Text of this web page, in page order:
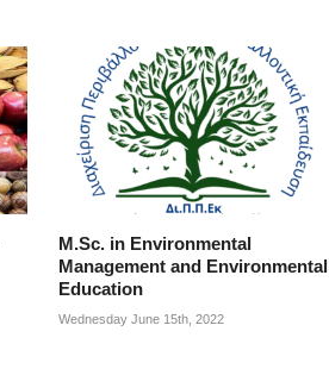
M.Sc. in Environmental
Management and Environmental
Education
Wednesday June 15th, 2022